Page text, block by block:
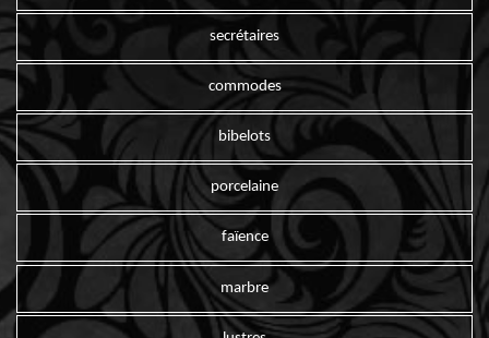
secrétaires
commodes
bibelots
porcelaine
faïence
marbre